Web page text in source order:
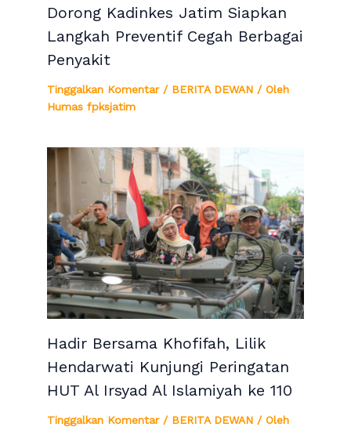
Dorong Kadinkes Jatim Siapkan
Langkah Preventif Cegah Berbagai
Penyakit
Tinggalkan Komentar / BERITA DEWAN / Oleh
Humas fpksjatim
Hadir Bersama Khofifah, Lilik
Hendarwati Kunjungi Peringatan
HUT Al Irsyad Al Islamiyah ke 110
Tinggalkan Komentar / BERITA DEWAN / Oleh